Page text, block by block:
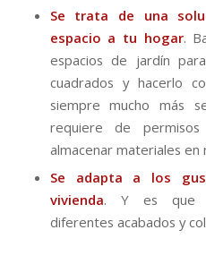
Se trata de una
espacio a tu hogar.
espacios de jardín
cuadrados y hacerlo
siempre mucho más
requiere de
almacenar materiales en
Se adapta a los
vivienda. Y es que
diferentes acabados y